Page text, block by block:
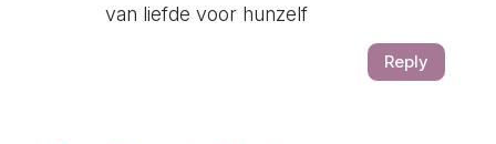
van liefde voor hunzelf
Reply